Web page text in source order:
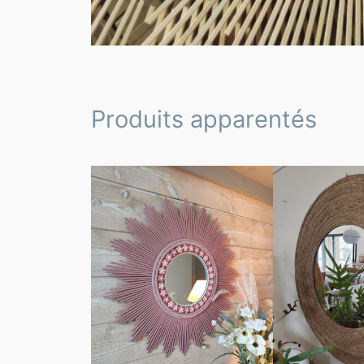
Produits apparentés